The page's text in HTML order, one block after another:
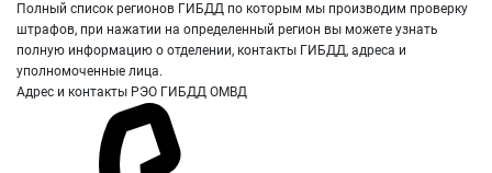
Полный список регионов ГИБДД по которым мы производим проверку
штрафов, при нажатии на определенный регион вы можете узнать
полную информацию о отделении, контакты ГИБДД, адреса и
уполномоченные лица.
Адрес и контакты РЭО ГИБДД ОМВД